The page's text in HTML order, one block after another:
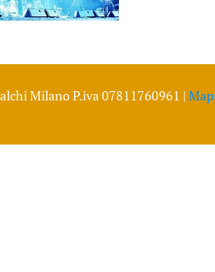
Milano P.iva 07811760961 |